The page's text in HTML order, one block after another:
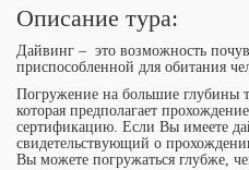
Описание тура:
Дайвинг – это возможность
приспособленной для обитания
Погружение на большие глубины
которая предполагает
сертификацию. Если Вы имеете
свидетельствующий о
Вы можете погружаться глубже,